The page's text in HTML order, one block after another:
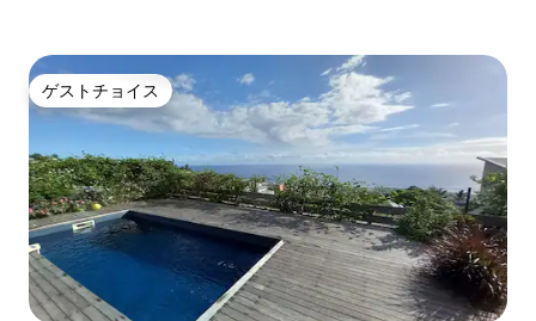
ゲストチョイス
ゲストチョイス